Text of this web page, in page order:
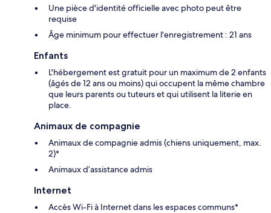
Une pièce d'identité officielle avec photo peut être
requise
Âge minimum pour effectuer l'enregistrement : 21 ans
Enfants
L'hébergement est gratuit pour un maximum de 2 enfants
(âgés de 12 ans ou moins) qui occupent la même chambre
que leurs parents ou tuteurs et qui utilisent la literie en
place.
Animaux de compagnie
Animaux de compagnie admis (chiens uniquement, max.
2)*
Animaux d’assistance admis
Internet
Accès Wi-Fi à Internet dans les espaces communs*